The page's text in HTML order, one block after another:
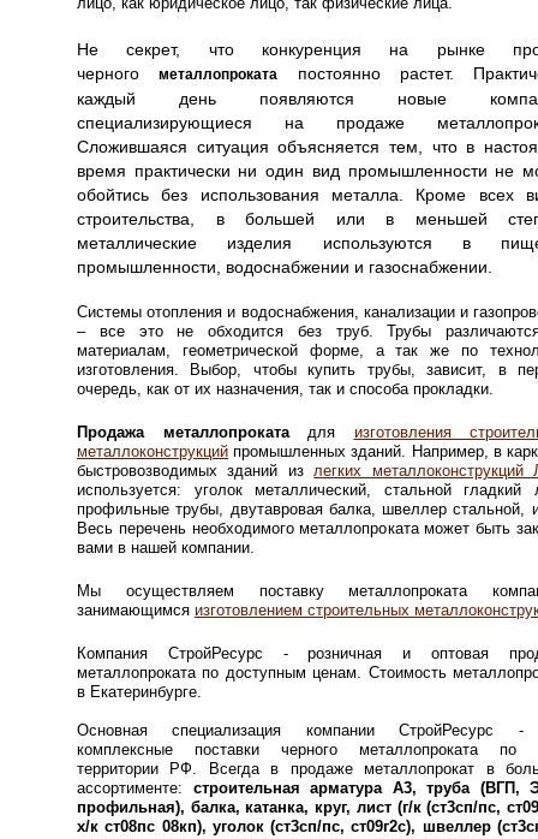
Не секрет, что конкуренция на рынке
черногометаллопроката постоянно растет.
каждый день появляются новые
специализирующиеся на продаже
Сложившаяся ситуация объясняется тем, что в
время практически ни один вид промышленности не
обойтись без использования металла. Кроме всех
строительства, в большей или в меньшей
металлические изделия используются в
промышленности, водоснабжении и газоснабжении.
Системы отопления и водоснабжения, канализации и
– все это не обходится без труб. Трубы
материалам, геометрической форме, а так же по
изготовления. Выбор, чтобы купить трубы, зависит, в
очередь, как от их назначения, так и способа прокладки.
Продажа металлопрокатадля изготовления
металлоконструкций промышленных зданий. Например, в
быстровозводимых зданий излегких
используется: уголок металлический, стальной гладкий
профильные трубы, двутавровая балка, швеллер стальной,
Весь перечень необходимого металлопроката может быть
вами в нашей компании.
Мы осуществляем поставку металлопроката
занимающимся изготовлением строительных
Компания СтройРесурс - розничная и оптовая
металлопроката по доступным ценам. Стоимость
в Екатеринбурге.
Основная специализация компанииСтройРесурс -
комплексные поставки черного металлопроката по
территории РФ. Всегда в продаже металлопрокат в
ассортименте: строительная арматура А3, труба (ВГП,
профильная), балка, катанка, круг, лист (г/к (ст3сп/пс,
х/к ст08пс 08кп), уголок (ст3сп/пс, ст09г2с), швеллер